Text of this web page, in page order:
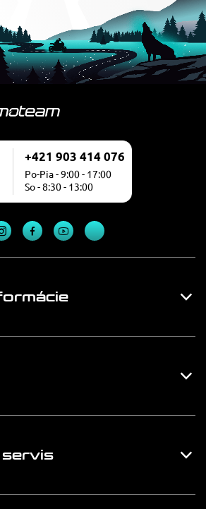
+421 903 414 076
Po-Pia - 9:00 - 17:00
So - 8:30 - 13:00
servis